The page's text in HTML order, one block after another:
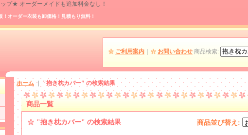
プ★ オーダーメイドも追加料金なし！
！オーダー衣装も卸価格！見積もり無料！
ご利用案内 お問い合わせ 商品検索:
ホーム ｜ "抱き枕カバー" の検索結果
商品一覧
"抱き枕カバー" の検索結果 商品並び替え :